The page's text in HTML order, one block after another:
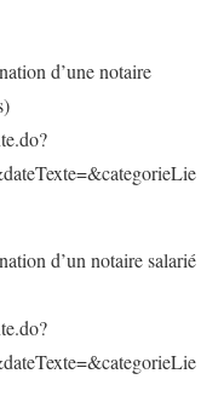
d’une notaire
d’un notaire salarié